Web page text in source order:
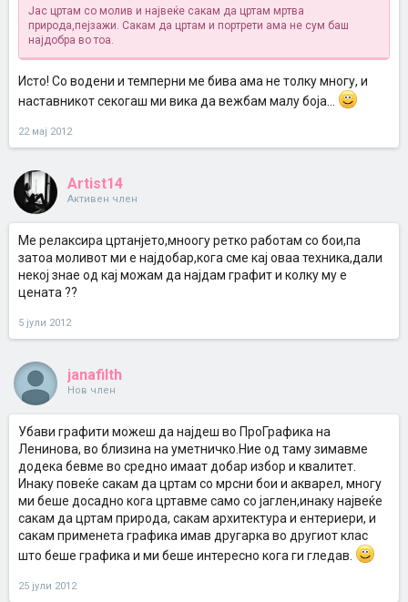
Јас цртам со молив и највеќе сакам да цртам мртва
природа,пејзажи. Сакам да цртам и портрети ама не сум баш
најдобра во тоа.
Исто! Со водени и темперни ме бива ама не толку многу, и
наставникот секогаш ми вика да вежбам малу боја...
22 мај 2012
Artist14
Активен член
Me релаксира цртанјето,мноогу ретко работам со бои,па
затоа моливот ми е најдобар,кога сме кај оваа техника,дали
некој знае од кај можам да најдам графит и колку му е
цената ??
5 јули 2012
janafilth
Нов член
Убави графити можеш да најдеш во ПроГрафика на
Ленинова, во близина на уметничко.Ние од таму зимавме
додека бевме во средно имаат добар избор и квалитет.
Инаку повеќе сакам да цртам со мрсни бои и акварел, многу
ми беше досадно кога цртавме само со јаглен,инаку највеќе
сакам да цртам природа, сакам архитектура и ентериери, и
сакам применета графика имав другарка во другиот клас
што беше графика и ми беше интересно кога ги гледав.
25 јули 2012